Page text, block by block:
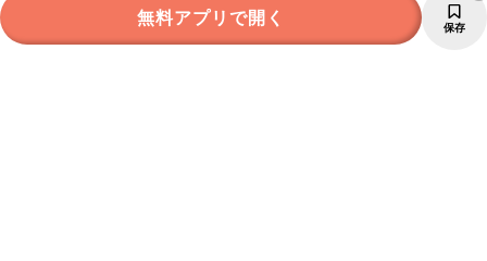
無料アプリで開く 保存